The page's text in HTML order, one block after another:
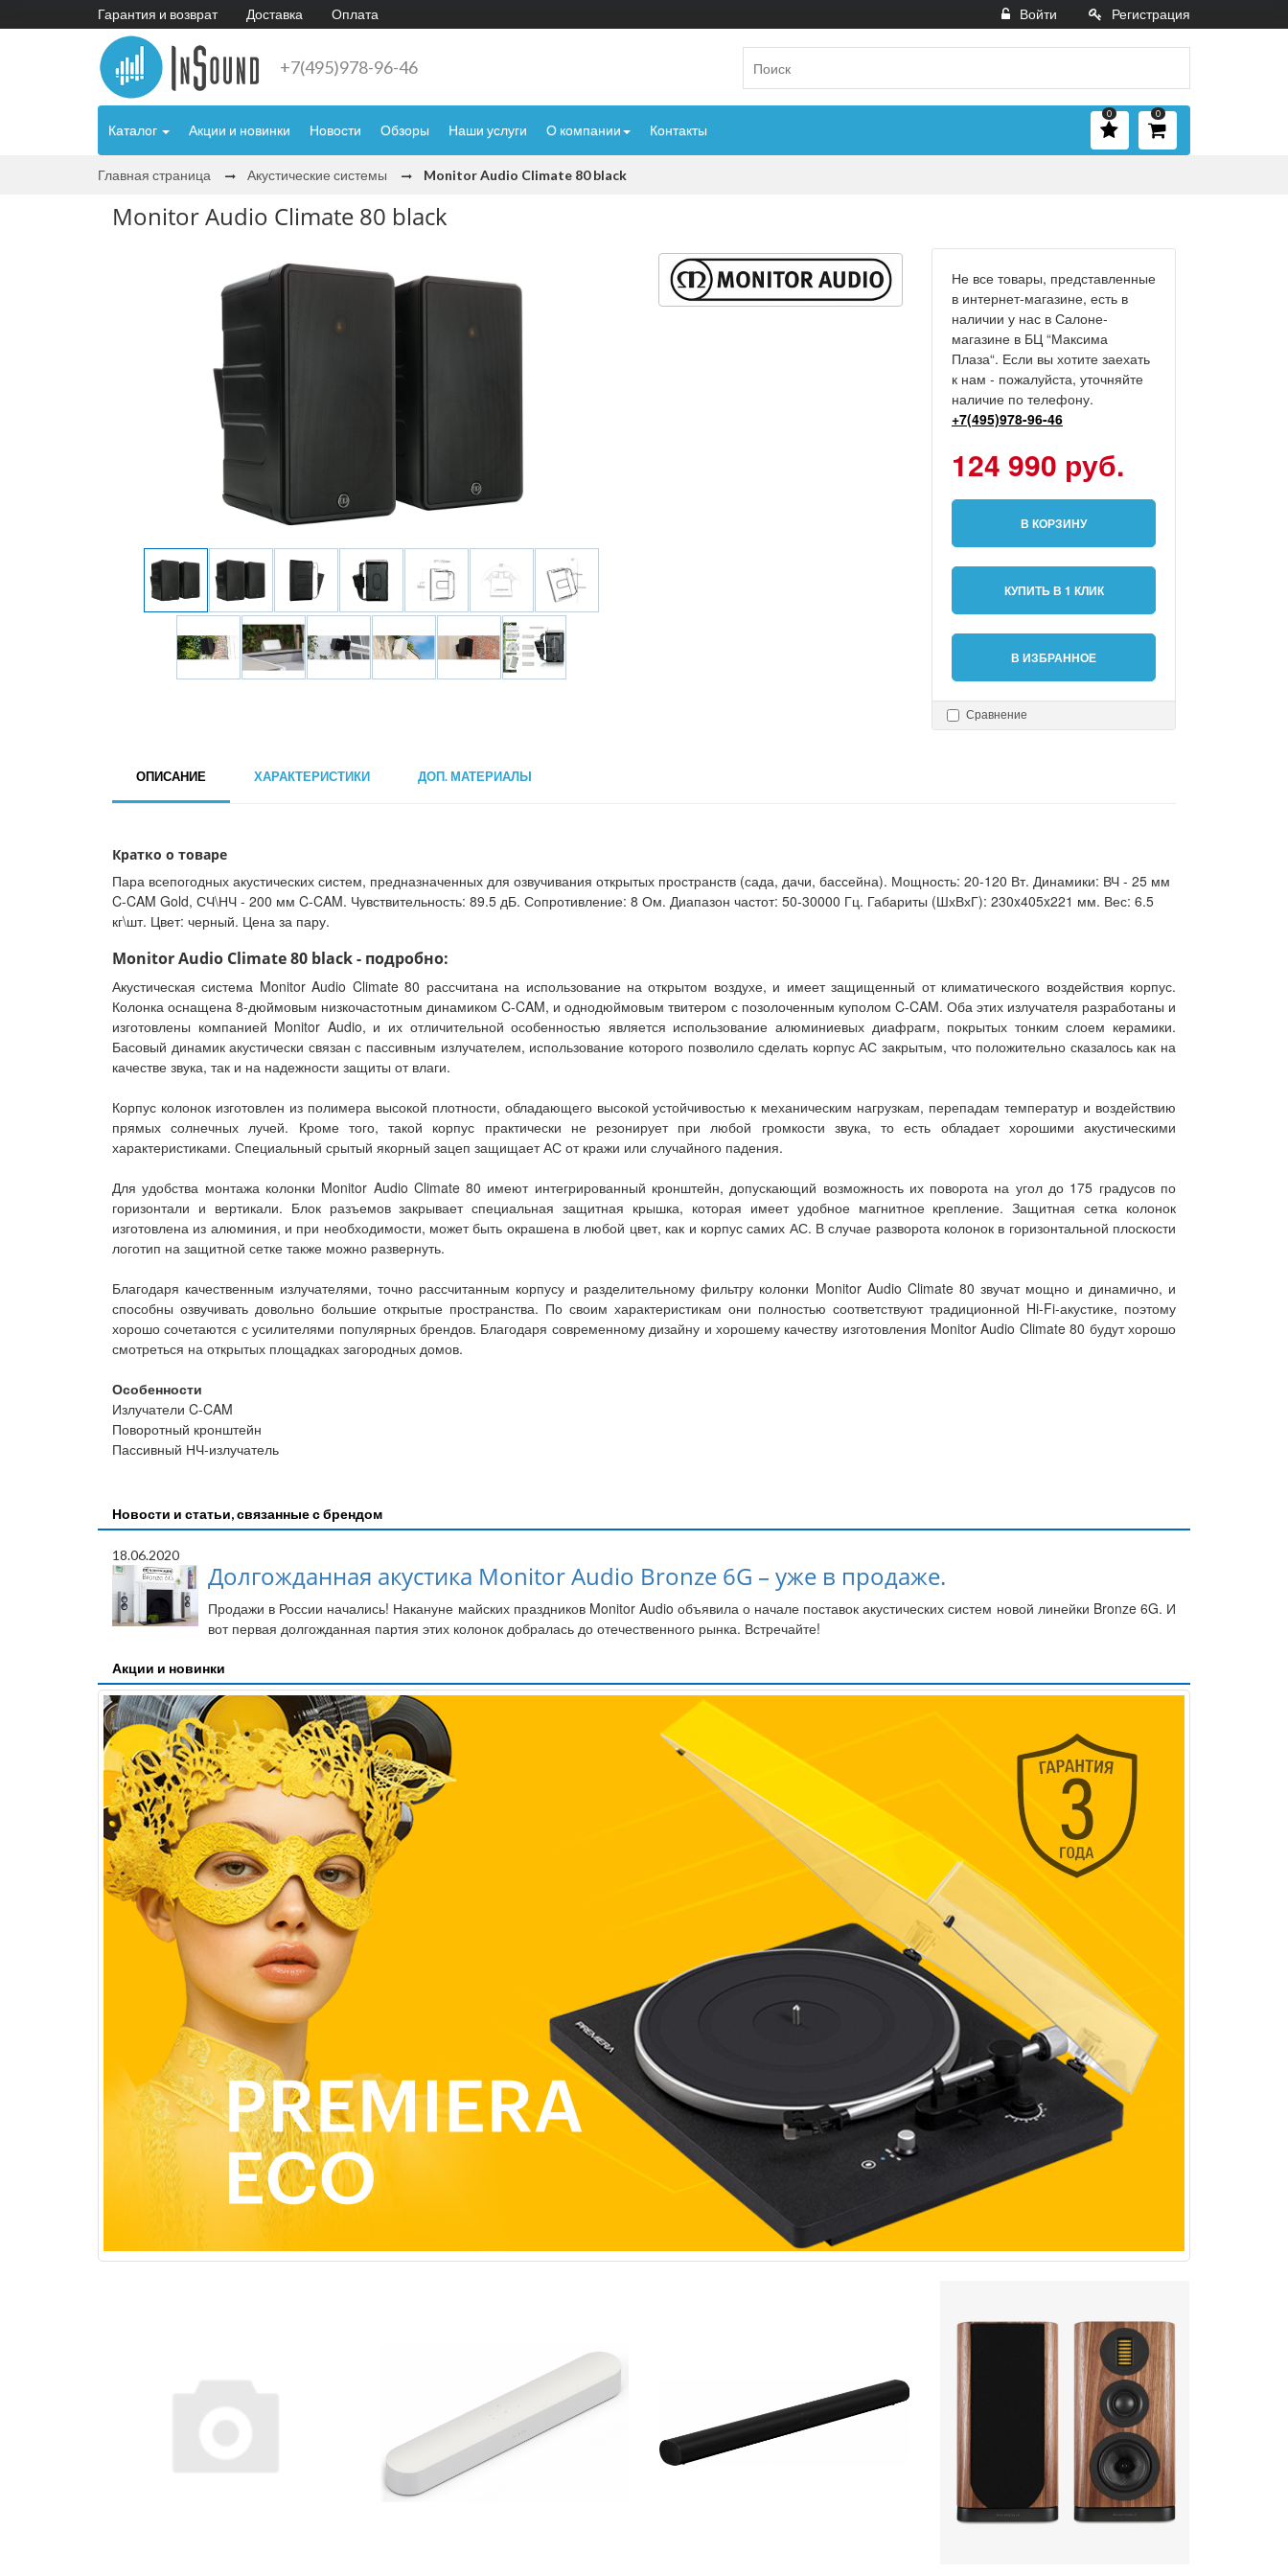
Гарантия и возврат Доставка Оплата Войти Регистрация
+7(495)978-96-46
Каталог Акции и новинки Новости Обзоры Наши услуги О компании Контакты
0
0
Главная страница Акустические системы Monitor Audio Climate 80 black
Monitor Audio Climate 80 black
Не все товары, представленные
в интернет-магазине, есть в
наличии у нас в Салоне-
магазине в БЦ “Максима
Плаза“. Если вы хотите заехать
к нам - пожалуйста, уточняйте
наличие по телефону.
+7(495)978-96-46
124 990 руб.
В КОРЗИНУ
КУПИТЬ В 1 КЛИК
В ИЗБРАННОЕ
Сравнение
ОПИСАНИЕ ХАРАКТЕРИСТИКИ ДОП. МАТЕРИАЛЫ
Кратко о товаре
Пара всепогодных акустических систем, предназначенных для озвучивания открытых пространств (сада, дачи, бассейна). Мощность: 20-120 Вт. Динамики: ВЧ - 25 мм
C-CAM Gold, СЧ\НЧ - 200 мм C-CAM. Чувствительность: 89.5 дБ. Сопротивление: 8 Ом. Диапазон частот: 50-30000 Гц. Габариты (ШхВхГ): 230x405x221 мм. Вес: 6.5
кг\шт. Цвет: черный. Цена за пару.
Monitor Audio Climate 80 black - подробно:
Акустическая система Monitor Audio Climate 80 рассчитана на использование на открытом воздухе, и имеет защищенный от климатического воздействия корпус.
Колонка оснащена 8-дюймовым низкочастотным динамиком C-CAM, и однодюймовым твитером с позолоченным куполом C-CAM. Оба этих излучателя разработаны и
изготовлены компанией Monitor Audio, и их отличительной особенностью является использование алюминиевых диафрагм, покрытых тонким слоем керамики.
Басовый динамик акустически связан с пассивным излучателем, использование которого позволило сделать корпус АС закрытым, что положительно сказалось как на
качестве звука, так и на надежности защиты от влаги.
Корпус колонок изготовлен из полимера высокой плотности, обладающего высокой устойчивостью к механическим нагрузкам, перепадам температур и воздействию
прямых солнечных лучей. Кроме того, такой корпус практически не резонирует при любой громкости звука, то есть обладает хорошими акустическими
характеристиками. Специальный срытый якорный зацеп защищает АС от кражи или случайного падения.
Для удобства монтажа колонки Monitor Audio Climate 80 имеют интегрированный кронштейн, допускающий возможность их поворота на угол до 175 градусов по
горизонтали и вертикали. Блок разъемов закрывает специальная защитная крышка, которая имеет удобное магнитное крепление. Защитная сетка колонок
изготовлена из алюминия, и при необходимости, может быть окрашена в любой цвет, как и корпус самих АС. В случае разворота колонок в горизонтальной плоскости
логотип на защитной сетке также можно развернуть.
Благодаря качественным излучателями, точно рассчитанным корпусу и разделительному фильтру колонки Monitor Audio Climate 80 звучат мощно и динамично, и
способны озвучивать довольно большие открытые пространства. По своим характеристикам они полностью соответствуют традиционной Hi-Fi-акустике, поэтому
хорошо сочетаются с усилителями популярных брендов. Благодаря современному дизайну и хорошему качеству изготовления Monitor Audio Climate 80 будут хорошо
смотреться на открытых площадках загородных домов.
Особенности
Излучатели C-CAM
Поворотный кронштейн
Пассивный НЧ-излучатель
Новости и статьи, связанные с брендом
18.06.2020
Долгожданная акустика Monitor Audio Bronze 6G – уже в продаже.
Продажи в России начались! Накануне майских праздников Monitor Audio объявила о начале поставок акустических систем новой линейки Bronze 6G. И
вот первая долгожданная партия этих колонок добралась до отечественного рынка. Встречайте!
Акции и новинки